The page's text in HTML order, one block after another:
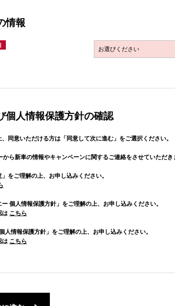
情報
個人情報保護方針の確認
同意いただける方は「同意して次に進む」をご選択ください。
から新車の情報やキャンペーンに関するご連絡をさせていただき
をご理解の上、お申し込みください。
ー 個人情報保護方針」をご理解の上、お申し込みください。
は こちら
人情報保護方針」をご理解の上、お申し込みください。
は こちら